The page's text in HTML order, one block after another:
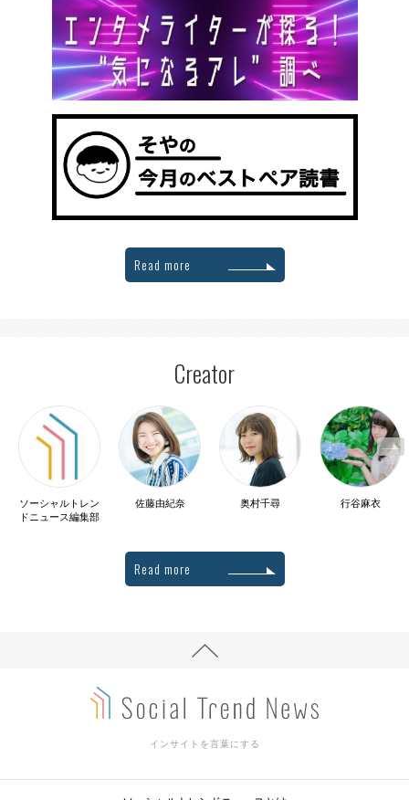
Read more
Creator
ソーシャルトレン
ドニュース編集部
佐藤由紀奈 奥村千尋 行谷麻衣
Read more
インサイトを言葉にする